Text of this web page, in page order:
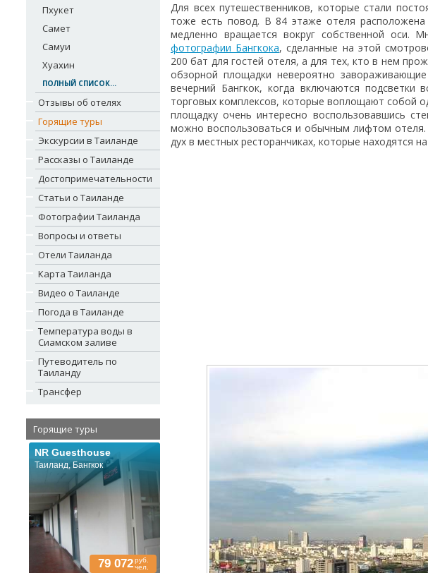
Пхукет
Самет
Самуи
Хуахин
ПОЛНЫЙ СПИСОК...
Отзывы об отелях
Горящие туры
Экскурсии в Таиланде
Рассказы о Таиланде
Достопримечательности
Статьи о Таиланде
Фотографии Таиланда
Вопросы и ответы
Отели Таиланда
Карта Таиланда
Видео о Таиланде
Погода в Таиланде
Температура воды в
Сиамском заливе
Путеводитель по
Таиланду
Трансфер
Горящие туры
NR Guesthouse
Таиланд, Бангкок
79 072руб.
чел.
Для всех путешественников, которые стали
тоже есть повод. В 84 этаже отеля
медленно вращается вокруг собственной оси.
фотографии Бангкока, сделанные на этой
200 бат для гостей отеля, а для тех, кто в нем
обзорной площадки невероятно
вечерний Бангкок, когда включаются подсветки
торговых комплексов, которые воплощают собой
площадку очень интересно воспользовавшись
можно воспользоваться и обычным лифтом
дух в местных ресторанчиках, которые находятся